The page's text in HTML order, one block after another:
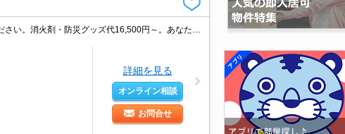
詳細を見る
オンライン相談
お問合せ